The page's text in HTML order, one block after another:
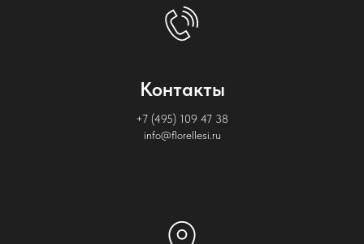
Контакты
+7 (495) 109 47 38
info@florellesi.ru